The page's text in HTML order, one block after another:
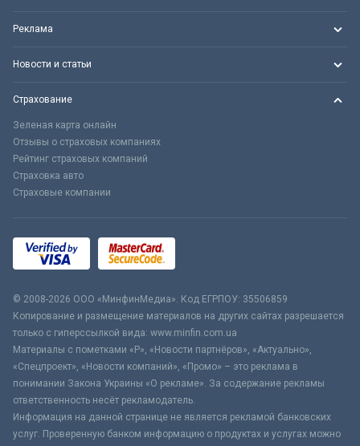
Реклама
Новости и статьи
Страхование
Зеленая карта онлайн
Отзывы о страховых компаниях
Рейтинг страховых компаний
Страховка авто
Страховые компании
© 2008-2026 ООО «МинфинМедиа». Код ЕГРПОУ: 35506859
Копирование и размещение материалов на других сайтах разрешается
только с гиперссылкой вида: www.minfin.com.ua
Материалы с пометками «Р», «Новости партнёров», «Актуально»,
«Спецпроект», «Новости компаний», «Промо» – это реклама в
понимании Закона Украины «О рекламе». За содержание рекламы
ответственность несёт рекламодатель.
Информация на данной странице не является рекламой банковских
услуг. Проверенную банком информацию о продуктах и услугах можно